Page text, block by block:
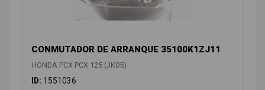
CONMUTADOR DE ARRANQUE 35100K1ZJ11
HONDA PCX PCX 125 (JK05)
ID: 1551036